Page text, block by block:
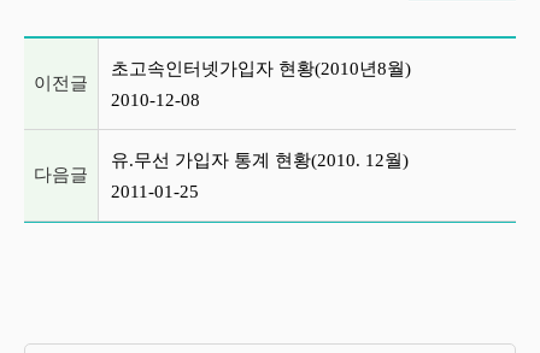
이전글
초고속인터넷가입자 현황(2010년8월)
2010-12-08
다음글
유.무선 가입자 통계 현황(2010. 12월)
2011-01-25